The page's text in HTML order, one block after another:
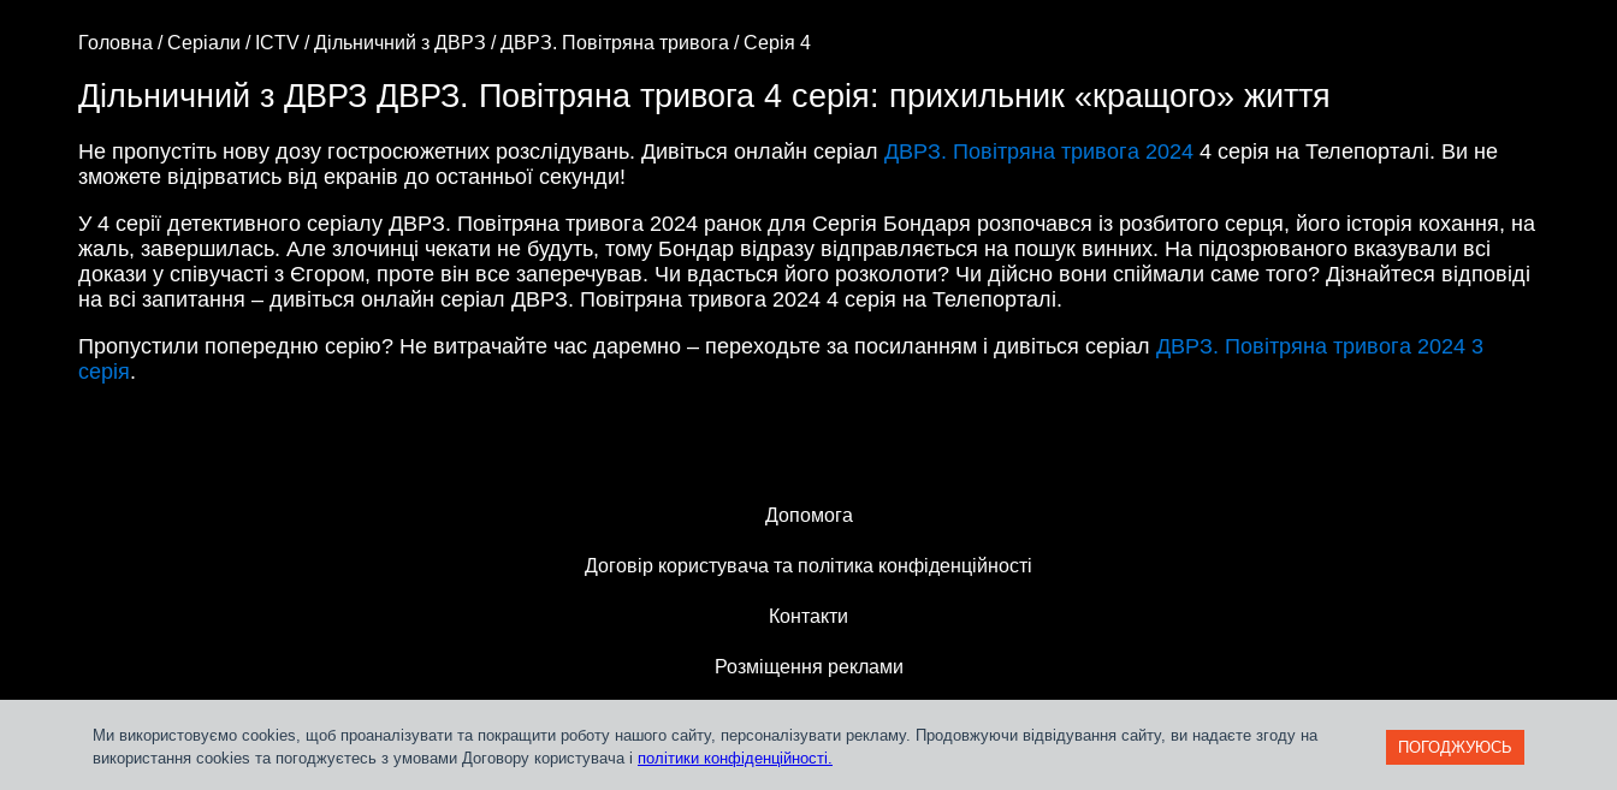
Ми використовуємо cookies, щоб проаналізувати та покращити роботу нашого сайту, персоналізувати рекламу. Продовжуючи відвідування сайту, ви надаєте згоду на
використання cookies та погоджуєтесь з умовами Договору користувача і політики конфіденційності.
ПОГОДЖУЮСЬ
Головна /Серіали / ICTV /Дільничний з ДВРЗ /ДВРЗ. Повітряна тривога /Серія 4
Дільничний з ДВРЗ ДВРЗ. Повітряна тривога 4 серія: прихильник «кращого» життя
Не пропустіть нову дозу гостросюжетних розслідувань. Дивіться онлайн серіал ДВРЗ. Повітряна тривога 2024 4 серія на Телепорталі. Ви не
зможете відірватись від екранів до останньої секунди!
У 4 серії детективного серіалу ДВРЗ. Повітряна тривога 2024 ранок для Сергія Бондаря розпочався із розбитого серця, його історія кохання, на
жаль, завершилась. Але злочинці чекати не будуть, тому Бондар відразу відправляється на пошук винних. На підозрюваного вказували всі
докази у співучасті з Єгором, проте він все заперечував. Чи вдасться його розколоти? Чи дійсно вони спіймали саме того? Дізнайтеся відповіді
на всі запитання – дивіться онлайн серіал ДВРЗ. Повітряна тривога 2024 4 серія на Телепорталі.
Пропустили попередню серію? Не витрачайте час даремно – переходьте за посиланням і дивіться серіал ДВРЗ. Повітряна тривога 2024 3
серія.
Допомога
Договір користувача та політика конфіденційності
Контакти
Розміщення реклами
Teleportal © 2018-2026СЛМ ОНЛАЙН МЕДІА